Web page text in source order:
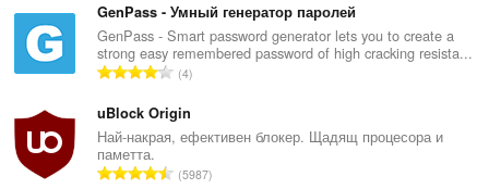
о
ц
е
н
к
и
:
щ
б
р
о
о
ц
е
GenPass - Умный генератор паролей
GenPass - Smart password generator lets you to create a
strong easy remembered password of high cracking resista...
О
щ
б
о
4
uBlock Origin
Най-накрая, ефективен блокер. Щадящ процесора и
паметта.
О5987